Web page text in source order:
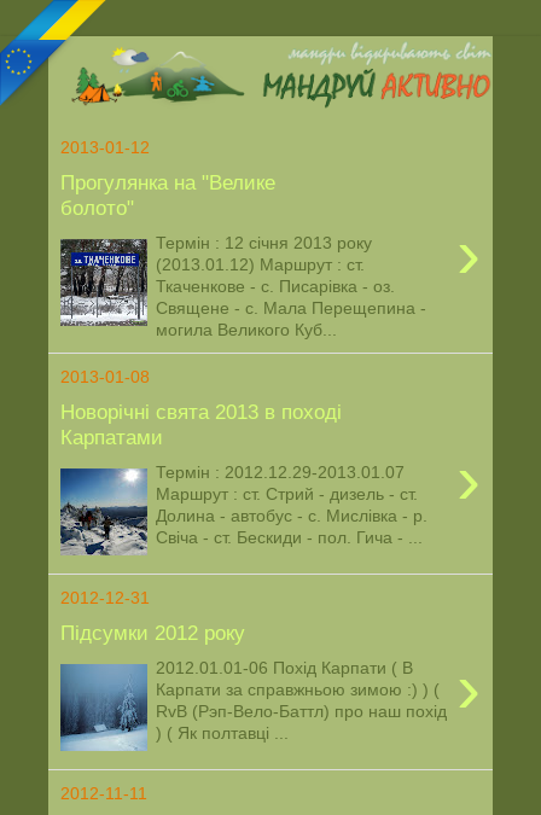
2013-01-12
Прогулянка на "Велике
болото"
›
Термін : 12 січня 2013 року
(2013.01.12) Маршрут : ст.
Ткаченкове - с. Писарівка - оз.
Священе - с. Мала Перещепина -
могила Великого Куб...
2013-01-08
Новорічні свята 2013 в поході
Карпатами
›
Термін : 2012.12.29-2013.01.07
Маршрут : ст. Стрий - дизель - ст.
Долина - автобус - с. Мислівка - р.
Свіча - ст. Бескиди - пол. Гича - ...
2012-12-31
Підсумки 2012 року
›
2012.01.01-06 Похід Карпати ( В
Карпати за справжньою зимою :) ) (
RvB (Рэп-Вело-Баттл) про наш похід
) ( Як полтавці ...
2012-11-11